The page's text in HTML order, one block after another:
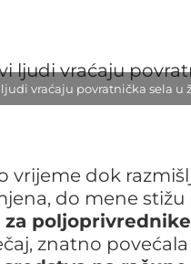
vraćaju povratnička sela u
vrijeme dok
do mene
za poljoprivrednike
znatno